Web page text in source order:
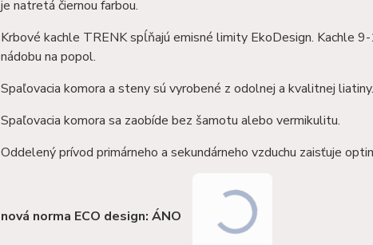
je natretá čiernou farbou.
Krbové kachle TRENK spĺňajú emisné limity EkoDesign. Kachle
nádobu na popol.
Spaľovacia komora a steny sú vyrobené z odolnej a kvalitnej liatiny.
Spaľovacia komora sa zaobíde bez šamotu alebo vermikulitu.
Oddelený prívod primárneho a sekundárneho vzduchu zaisťuje
nová norma ECO design: ÁNO